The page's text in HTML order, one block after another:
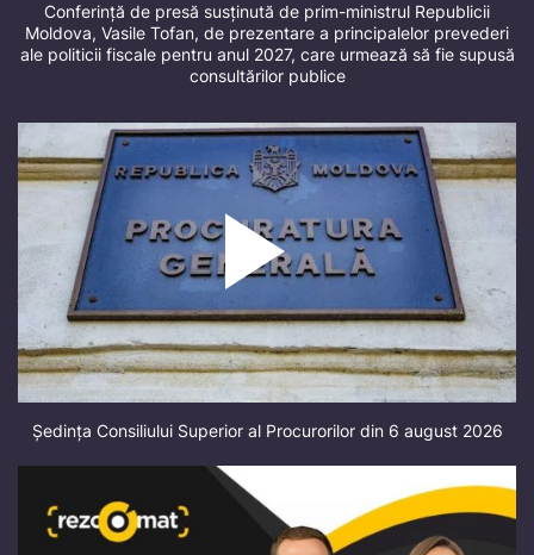
Conferință de presă susținută de prim-ministrul Republicii
Moldova, Vasile Tofan, de prezentare a principalelor prevederi
ale politicii fiscale pentru anul 2027, care urmează să fie supusă
consultărilor publice
Ședința Consiliului Superior al Procurorilor din 6 august 2026